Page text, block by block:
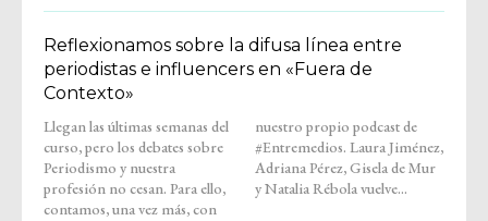
Reflexionamos sobre la difusa línea entre
periodistas e influencers en «Fuera de
Contexto»
Llegan las últimas semanas del
curso, pero los debates sobre
Periodismo y nuestra
profesión no cesan. Para ello,
contamos, una vez más, con
nuestro propio podcast de
#Entremedios. Laura Jiménez,
Adriana Pérez, Gisela de Mur
y Natalia Rébola vuelve...